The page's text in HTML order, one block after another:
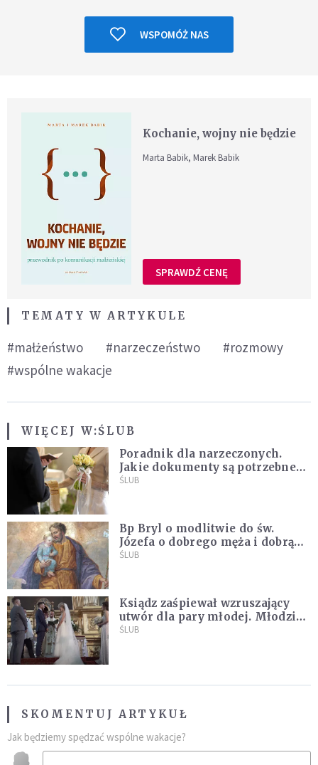
WSPOMÓŻ NAS
Kochanie, wojny nie będzie
Marta Babik, Marek Babik
SPRAWDŹ CENĘ
TEMATY W ARTYKULE
#małżeństwo #narzeczeństwo
#rozmowy
#wspólne wakacje
WIĘCEJ W:ŚLUB
Poradnik dla narzeczonych.
Jakie dokumenty są potrzebne
do ślubu konkordatowego?
ŚLUB
Bp Bryl o modlitwie do św.
Józefa o dobrego męża i dobrą
żonę: Nie bójmy się wołać do
ŚLUB
Ksiądz zaśpiewał wzruszający
utwór dla pary młodej. Młodzi
nie kryli wzruszenia [MUZYKA]
ŚLUB
SKOMENTUJ ARTYKUŁ
Jak będziemy spędzać wspólne wakacje?